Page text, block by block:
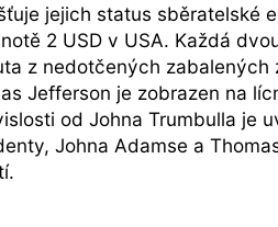
jejich status sběratelské
2 USD v USA. Každá
z nedotčených zabalených
Jefferson je zobrazen na
od Johna Trumbulla je
Johna Adamse a